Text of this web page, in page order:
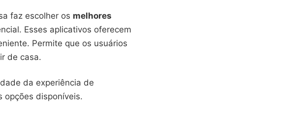
faz escolher os melhores
Esses aplicativos oferecem
Permite que os usuários
de casa.
da experiência de
opções disponíveis.